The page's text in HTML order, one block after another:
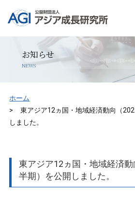
お知らせ
NEWS
ホーム
東アジア12ヵ国・地域経済動向（
しました。
東アジア12ヵ国・地域経済
半期）を公開しました。